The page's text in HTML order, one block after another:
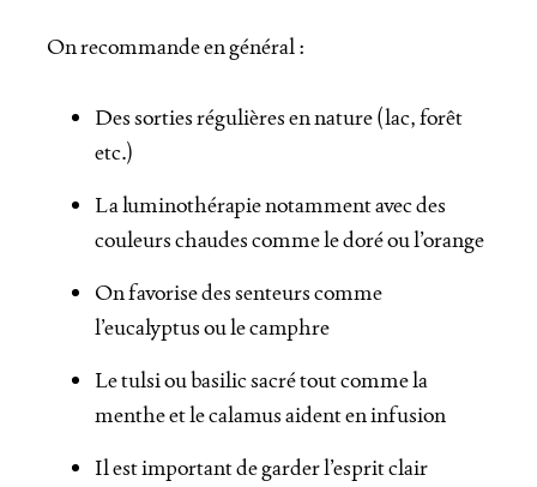
On recommande en général :
Des sorties régulières en nature (lac, forêt
etc.)
La luminothérapie notamment avec des
couleurs chaudes comme le doré ou l’orange
On favorise des senteurs comme
l’eucalyptus ou le camphre
Le tulsi ou basilic sacré tout comme la
menthe et le calamus aident en infusion
Il est important de garder l’esprit clair